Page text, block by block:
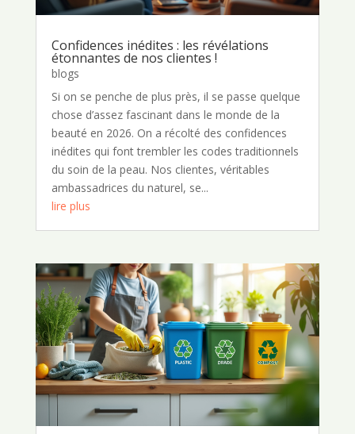
Confidences inédites : les révélations
étonnantes de nos clientes !
blogs
Si on se penche de plus près, il se passe quelque
chose d’assez fascinant dans le monde de la
beauté en 2026. On a récolté des confidences
inédites qui font trembler les codes traditionnels
du soin de la peau. Nos clientes, véritables
ambassadrices du naturel, se...
lire plus